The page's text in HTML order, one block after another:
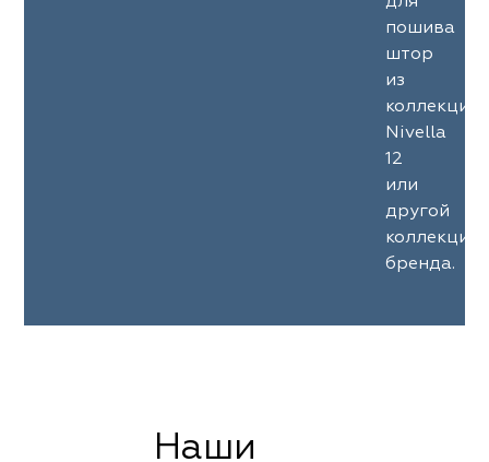
пошива
штор
из
Nivella
12
или
другой
коллекции
бренда.
Наши